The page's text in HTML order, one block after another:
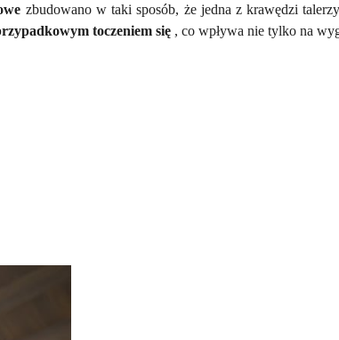
zbudowano w taki sposób, że jedna z krawędzi
toczeniem się , co wpływa nie tylko na